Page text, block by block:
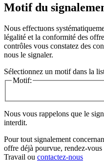
Motif du
Nous effectuons
légalité et la conformité des
contrôles vous constatez des
nous le signaler.
Sélectionnez un motif dans la
Motif:
Nous vous rappelons que le
interdit.
Pour tout signalement
offre déjà pourvue, rendez-
Travail ou contactez-nous